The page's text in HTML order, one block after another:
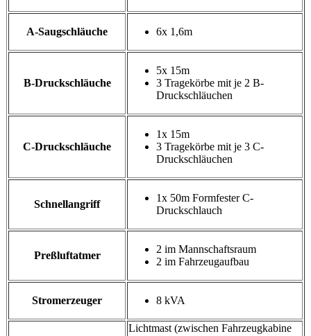
A-Saugschläuche 6x 1,6m
B-Druckschläuche
5x 15m
3 Tragekörbe mit je 2 B-
Druckschläuchen
C-Druckschläuche
1x 15m
3 Tragekörbe mit je 3 C-
Druckschläuchen
Schnellangriff
1x 50m Formfester C-
Druckschlauch
Preßluftatmer
2 im Mannschaftsraum
2 im Fahrzeugaufbau
Stromerzeuger 8 kVA
Lichtmast (zwischen Fahrzeugkabine